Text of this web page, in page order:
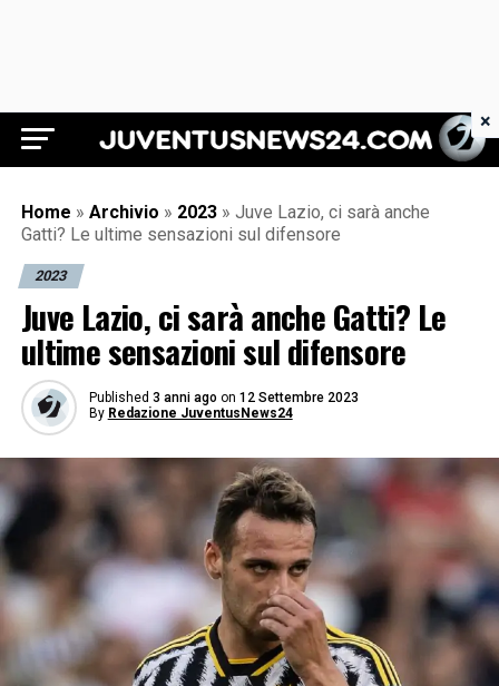
Juventus News 24
Home » Archivio » 2023 » Juve Lazio, ci sarà anche
Gatti? Le ultime sensazioni sul difensore
2023
Juve Lazio, ci sarà anche Gatti? Le
ultime sensazioni sul difensore
Published 3 anni ago on 12 Settembre 2023
By Redazione JuventusNews24
×